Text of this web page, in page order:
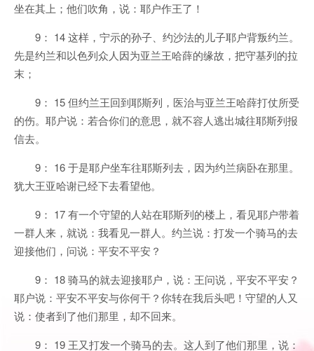
坐在其上；他们吹角，说：耶户作王了！
9： 14 这样，宁示的孙子、约沙法的儿子耶户背叛约兰。
先是约兰和以色列众人因为亚兰王哈薛的缘故，把守基列的拉
末；
9： 15 但约兰王回到耶斯列，医治与亚兰王哈薛打仗所受
的伤。耶户说：若合你们的意思，就不容人逃出城往耶斯列报
信去。
9： 16 于是耶户坐车往耶斯列去，因为约兰病卧在那里。
犹大王亚哈谢已经下去看望他。
9： 17 有一个守望的人站在耶斯列的楼上，看见耶户带着
一群人来，就说：我看见一群人。约兰说：打发一个骑马的去
迎接他们，问说：平安不平安？
9： 18 骑马的就去迎接耶户，说：王问说，平安不平安？
耶户说：平安不平安与你何干？你转在我后头吧！守望的人又
说：使者到了他们那里，却不回来。
9： 19 王又打发一个骑马的去。这人到了他们那里，说：